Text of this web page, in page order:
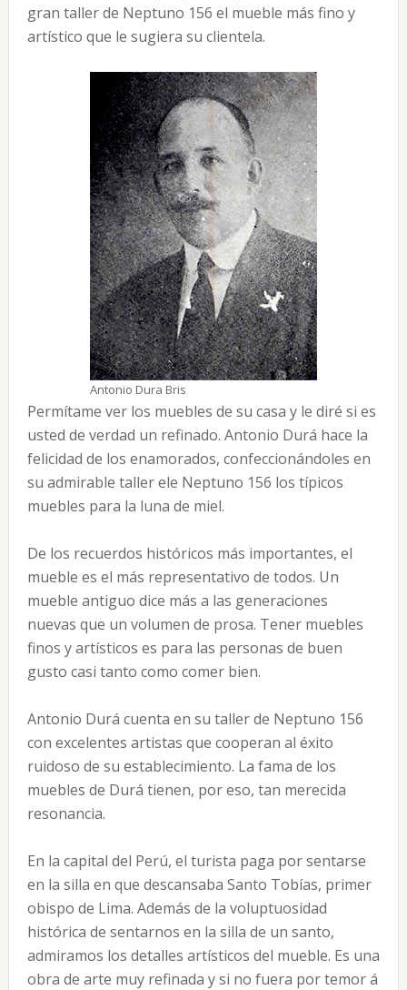
gran taller de Neptuno 156 el mueble más fino y
artístico que le sugiera su clientela.
Antonio Dura Bris
Permítame ver los muebles de su casa y le diré si es
usted de verdad un refinado. Antonio Durá hace la
felicidad de los enamorados, confeccionándoles en
su admirable taller ele Neptuno 156 los típicos
muebles para la luna de miel.
De los recuerdos históricos más importantes, el
mueble es el más representativo de todos. Un
mueble antiguo dice más a las generaciones
nuevas que un volumen de prosa. Tener muebles
finos y artísticos es para las personas de buen
gusto casi tanto como comer bien.
Antonio Durá cuenta en su taller de Neptuno 156
con excelentes artistas que cooperan al éxito
ruidoso de su establecimiento. La fama de los
muebles de Durá tienen, por eso, tan merecida
resonancia.
En la capital del Perú, el turista paga por sentarse
en la silla en que descansaba Santo Tobías, primer
obispo de Lima. Además de la voluptuosidad
histórica de sentarnos en la silla de un santo,
admiramos los detalles artísticos del mueble. Es una
obra de arte muy refinada y si no fuera por temor á